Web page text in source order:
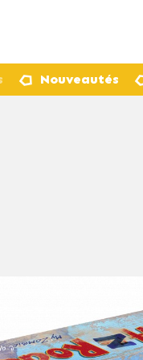
Nouveautés